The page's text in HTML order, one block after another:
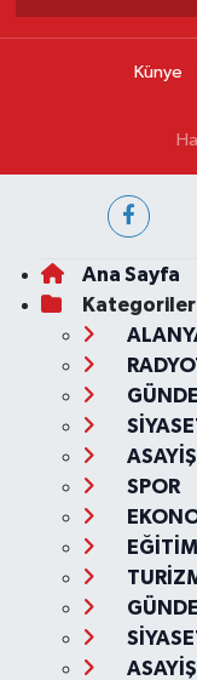
Künye
Ana Sayfa
Kategoriler
ASAYİŞ
SPOR
EĞİTİM
ASAYİŞ